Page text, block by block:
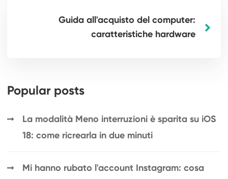
Guida all'acquisto del computer:
caratteristiche hardware
Popular posts
La modalità Meno interruzioni è sparita su iOS
18: come ricrearla in due minuti
Mi hanno rubato l'account Instagram: cosa